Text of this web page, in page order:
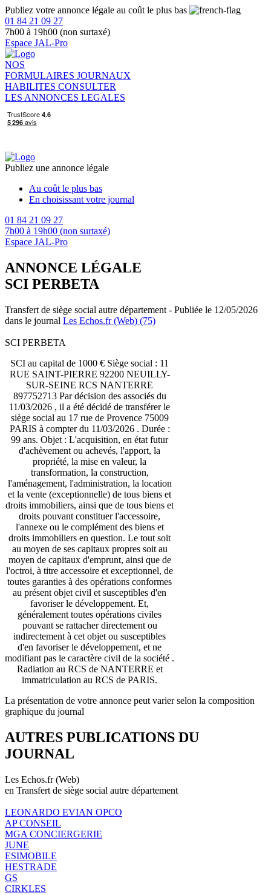
Publiez votre annonce légale au coût le plus bas
01 84 21 09 27
7h00 à 19h00 (non surtaxé)
Espace JAL-Pro
NOS
FORMULAIRES JOURNAUX
HABILITES CONSULTER
LES ANNONCES LEGALES
Publiez une annonce légale
Au coût le plus bas
En choisissant votre journal
01 84 21 09 27
7h00 à 19h00 (non surtaxé)
Espace JAL-Pro
ANNONCE LÉGALE
SCI PERBETA
Transfert de siège social autre département - Publiée le 12/05/2026
dans le journal Les Echos.fr (Web) (75)
SCI PERBETA
SCI au capital de 1000 € Siège social : 11
RUE SAINT-PIERRE 92200 NEUILLY-
SUR-SEINE RCS NANTERRE
897752713 Par décision des associés du
11/03/2026 , il a été décidé de transférer le
siège social au 17 rue de Provence 75009
PARIS à compter du 11/03/2026 . Durée :
99 ans. Objet : L'acquisition, en état futur
d'achèvement ou achevés, l'apport, la
propriété, la mise en valeur, la
transformation, la construction,
l'aménagement, l'administration, la location
et la vente (exceptionnelle) de tous biens et
droits immobiliers, ainsi que de tous biens et
droits pouvant constituer l'accessoire,
l'annexe ou le complément des biens et
droits immobiliers en question. Le tout soit
au moyen de ses capitaux propres soit au
moyen de capitaux d'emprunt, ainsi que de
l'octroi, à titre accessoire et exceptionnel, de
toutes garanties à des opérations conformes
au présent objet civil et susceptibles d'en
favoriser le développement. Et,
généralement toutes opérations civiles
pouvant se rattacher directement ou
indirectement à cet objet ou susceptibles
d'en favoriser le développement, et ne
modifiant pas le caractère civil de la société .
Radiation au RCS de NANTERRE et
immatriculation au RCS de PARIS.
La présentation de votre annonce peut varier selon la composition
graphique du journal
AUTRES PUBLICATIONS DU
JOURNAL
Les Echos.fr (Web)
en Transfert de siège social autre département
LEONARDO EVIAN OPCO
AP CONSEIL
MGA CONCIERGERIE
JUNE
ESIMOBILE
HESTRADE
GS
CIRKLES